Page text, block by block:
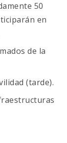
50
en
de la
(tarde).